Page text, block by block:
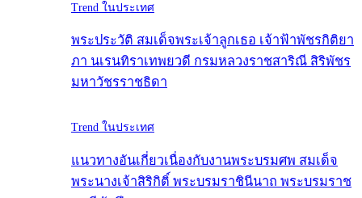
Trend ในประเทศ
พระประวัติ สมเด็จพระเจ้าลูกเธอ เจ้าฟ้าพัชรกิติยา
ภา นเรนทิราเทพยวดี กรมหลวงราชสาริณี สิริพัชร
มหาวัชรราชธิดา
Trend ในประเทศ
แนวทางอันเกี่ยวเนื่องกับงานพระบรมศพ สมเด็จ
พระนางเจ้าสิริกิติ์ พระบรมราชินีนาถ พระบรมราช